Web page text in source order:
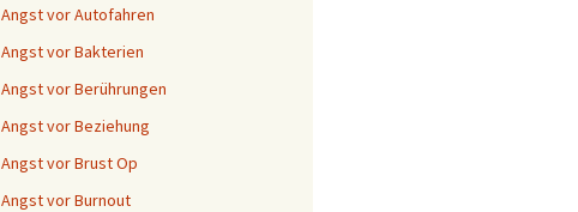
Angst vor Autofahren
Angst vor Bakterien
Angst vor Berührungen
Angst vor Beziehung
Angst vor Brust Op
Angst vor Burnout